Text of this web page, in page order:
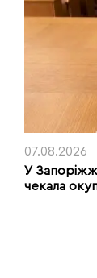
07.08.2026
У
чекала